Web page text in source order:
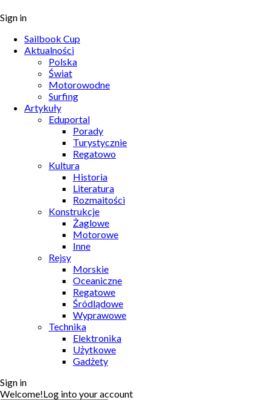
Sign in
Sailbook Cup
Aktualności
Polska
Świat
Motorowodne
Surfing
Artykuły
Eduportal
Porady
Turystycznie
Regatowo
Kultura
Historia
Literatura
Rozmaitości
Konstrukcje
Żaglowe
Motorowe
Inne
Rejsy
Morskie
Oceaniczne
Regatowe
Śródlądowe
Wyprawowe
Technika
Elektronika
Użytkowe
Gadżety
Sign in
Welcome!Log into your account